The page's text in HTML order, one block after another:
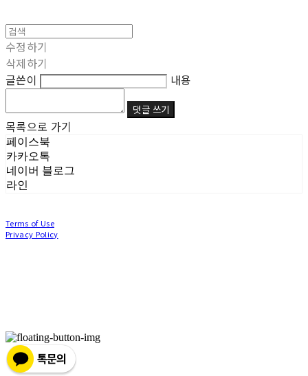
수정하기
삭제하기
글쓴이
내용
댓글 쓰기
목록으로 가기
페이스북
카카오톡
네이버 블로그
라인
Terms of Use
Privacy Policy